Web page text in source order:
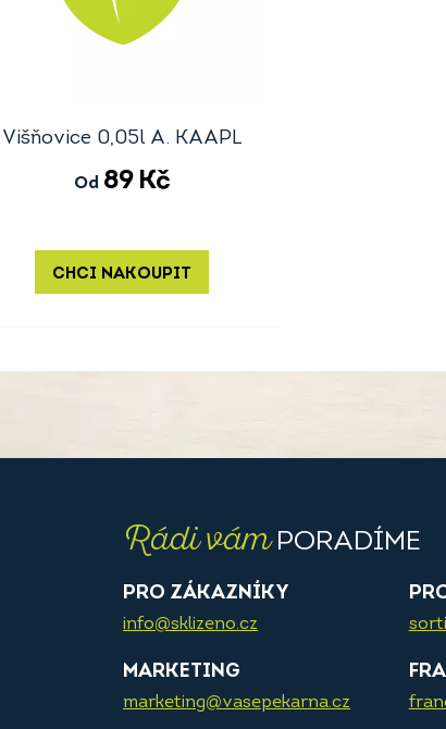
Višňovice 0,05l A. KAAPL
Od 89 Kč
CHCI NAKOUPIT
Rádi vámPORADÍME
PRO ZÁKAZNÍKY
info@sklizeno.cz
MARKETING
marketing@vasepekarna.cz